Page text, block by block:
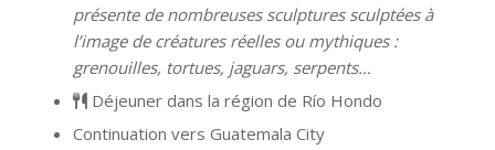
présente de nombreuses sculptures sculptées à
l’image de créatures réelles ou mythiques :
grenouilles, tortues, jaguars, serpents…
Déjeuner dans la région de Río Hondo
Continuation vers Guatemala City